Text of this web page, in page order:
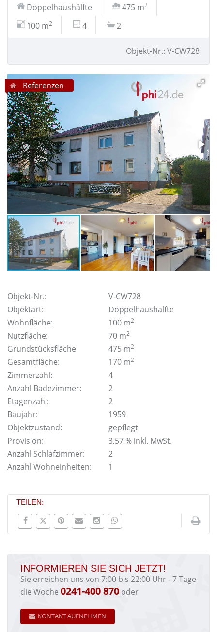
Doppelhaushälfte 475 m2
100 m2 4 2
Objekt-Nr.: V-CW728
Referenzen
Objekt-Nr.:
V-CW728
Objektart:
Doppelhaushälfte
Wohnfläche:
100 m2
Nutzfläche: 70 m2
Grundstücksfläche: 475 m2
Gesamtfläche: 170 m2
Zimmerzahl:
4
Anzahl Badezimmer:
2
Etagenzahl:
2
Baujahr:
1959
Objektzustand:
gepflegt
Provision:
3,57 % inkl. MwSt.
Anzahl Schlafzimmer:
2
Anzahl Wohneinheiten:
1
TEILEN:
INFORMIEREN SIE SICH JETZT!
Sie erreichen uns von 7:00 bis 22:00 Uhr - 7 Tage
die Woche 0241-400 870 oder
KONTAKT AUFNEHMEN